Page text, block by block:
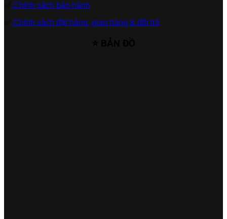
Chính sách bảo hành
Chính sách đặt hàng, giao hàng & đổi trả